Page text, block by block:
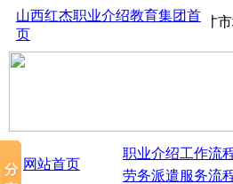
山西红杰职业介绍教育集团首
页
山西太原红杰人才市
网站首页
职业介绍工作流
劳务派遣服务流